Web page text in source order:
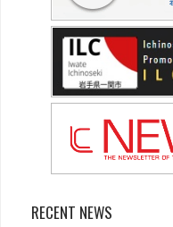
RECENT NEWS